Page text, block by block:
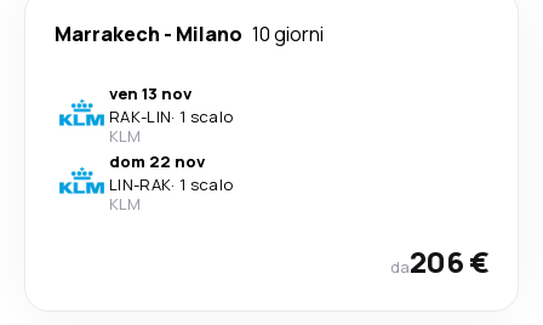
Marrakech - Milano 10 giorni
ven 13 nov
RAK-LIN· 1 scalo
KLM
dom 22 nov
LIN-RAK· 1 scalo
KLM
da206 €